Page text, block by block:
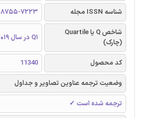
شناسه ISSN مجله
8755-7223
شاخص Q یا Quartile
(چارک)
Q1 در سال 2019
کد محصول
11340
وضعیت ترجمه عناوین تصاویر و جداول
ترجمه شده است ✓